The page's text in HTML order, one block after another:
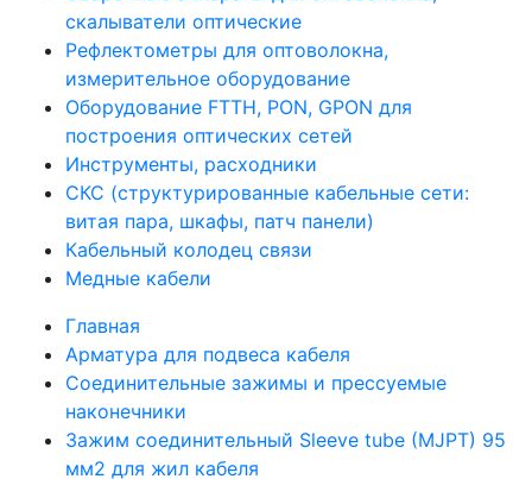
скалыватели оптические
Рефлектометры для оптоволокна,
измерительное оборудование
Оборудование FTTH, PON, GPON для
построения оптических сетей
Инструменты, расходники
СКС (структурированные кабельные сети: ​
витая пара, шкафы, патч панели)
Кабельный колодец связи
Медные кабели
Главная
Арматура для подвеса кабеля
Соединительные зажимы и прессуемые
наконечники
Зажим соединительный Sleeve tube (MJPT) 95
мм2 для жил кабеля